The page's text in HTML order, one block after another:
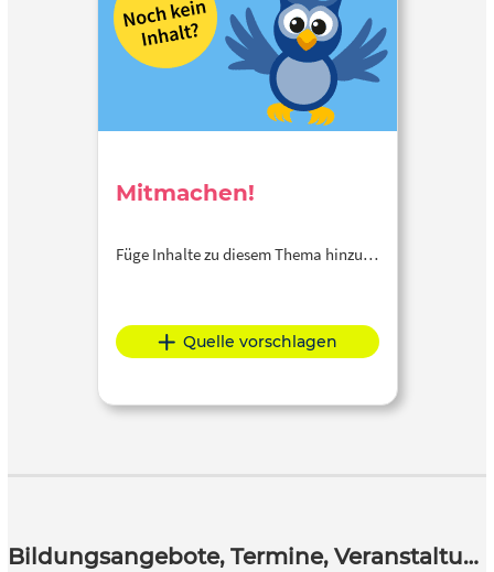
Mitmachen!
Füge Inhalte zu diesem Thema hinzu…
Quelle vorschlagen
Bildungsangebote, Termine, Veranstaltungen